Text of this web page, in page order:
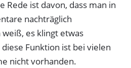
Rede ist davon, dass man in
nachträglich
es klingt etwas
Funktion ist bei vielen
nicht vorhanden.